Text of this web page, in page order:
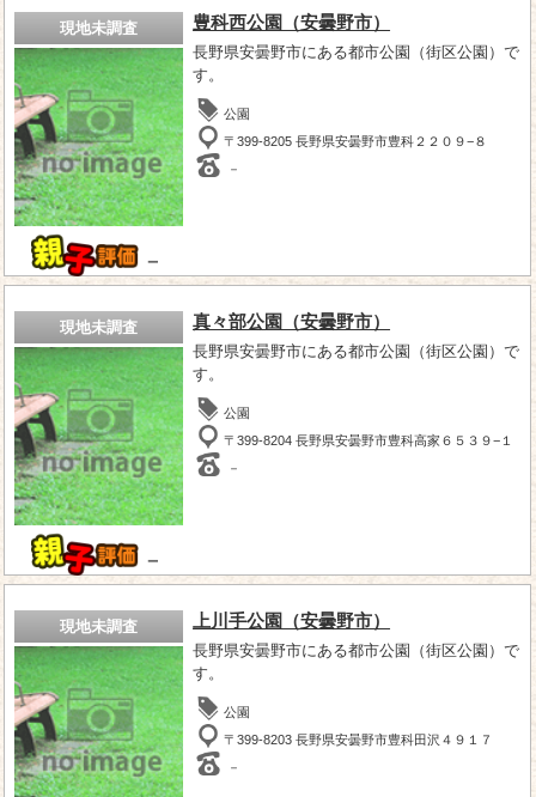
現地未調査
－
豊科西公園（安曇野市）
長野県安曇野市にある都市公園（街区公園）で
す。
公園
〒399-8205 長野県安曇野市豊科２２０９−８
－
現地未調査
－
真々部公園（安曇野市）
長野県安曇野市にある都市公園（街区公園）で
す。
公園
〒399-8204 長野県安曇野市豊科高家６５３９−１
－
現地未調査 上川手公園（安曇野市）
長野県安曇野市にある都市公園（街区公園）で
す。
公園
〒399-8203 長野県安曇野市豊科田沢４９１７
－